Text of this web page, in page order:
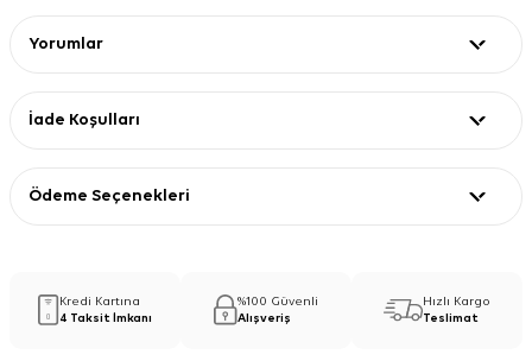
Yorumlar
İade Koşulları
Ödeme Seçenekleri
Kredi Kartına
4 Taksit İmkanı
%100 Güvenli
Alışveriş
Hızlı Kargo
Teslimat